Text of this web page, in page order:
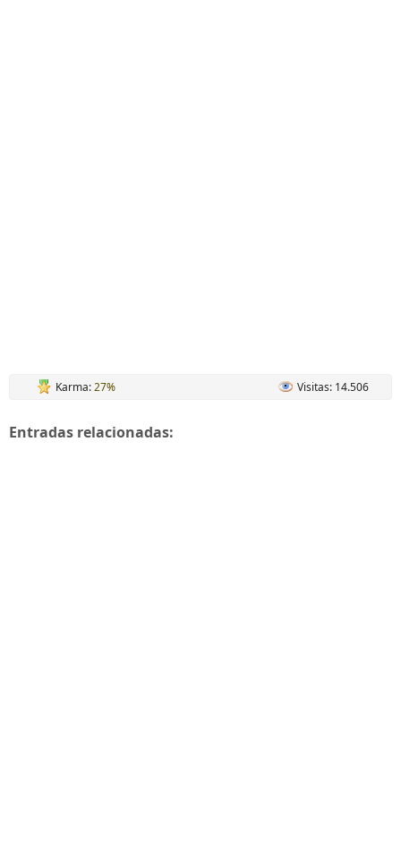
Karma:27% Visitas: 14.506
Entradas relacionadas: